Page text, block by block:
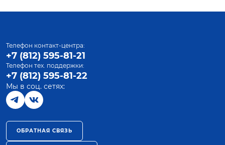
Телефон контакт-центра:
+7 (812) 595-81-21
Телефон тех. поддержки:
+7 (812) 595-81-22
Мы в соц. сетях:
ОБРАТНАЯ СВЯЗЬ